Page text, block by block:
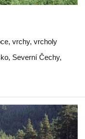
vrchy, vrcholy
, Severní Čechy,